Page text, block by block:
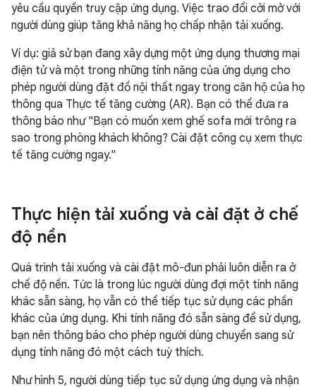
yêu cầu quyền truy cập ứng dụng. Việc trao đổi cởi mở với
người dùng giúp tăng khả năng họ chấp nhận tải xuống.
Ví dụ: giả sử bạn đang xây dựng một ứng dụng thương mại
điện tử và một trong những tính năng của ứng dụng cho
phép người dùng đặt đồ nội thất ngay trong căn hộ của họ
thông qua Thực tế tăng cường (AR). Bạn có thể đưa ra
thông báo như "Bạn có muốn xem ghế sofa mới trông ra
sao trong phòng khách không? Cài đặt công cụ xem thực
tế tăng cường ngay."
Thực hiện tải xuống và cài đặt ở chế
độ nền
Quá trình tải xuống và cài đặt mô-đun phải luôn diễn ra ở
chế độ nền. Tức là trong lúc người dùng đợi một tính năng
khác sẵn sàng, họ vẫn có thể tiếp tục sử dụng các phần
khác của ứng dụng. Khi tính năng đó sẵn sàng để sử dụng,
bạn nên thông báo cho phép người dùng chuyển sang sử
dụng tính năng đó một cách tuỳ thích.
Như hình 5, người dùng tiếp tục sử dụng ứng dụng và nhận